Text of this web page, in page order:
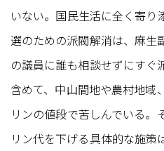
いない。国民生活に全く寄り
選のための派閥解消は、麻生
の議員に誰も相談せずにすぐ
含めて、中山間地や農村地域
リンの値段で苦しんでいる。
リン代を下げる具体的な施